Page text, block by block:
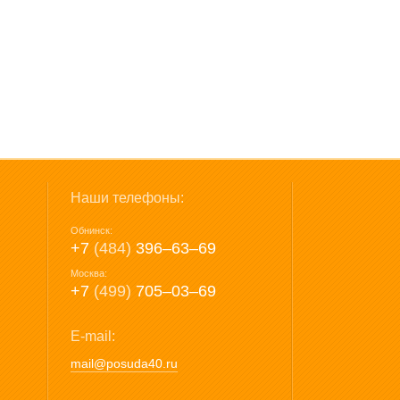
Наши телефоны:
Обнинск:
+7 (484) 396‒63‒69
Москва:
+7 (499) 705‒03‒69
E-mail:
mail@posuda40.ru